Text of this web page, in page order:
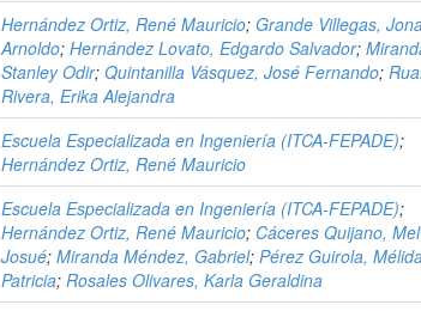
Hernández Ortiz, René Mauricio; Grande Villegas,
Arnoldo; Hernández Lovato, Edgardo Salvador;
Stanley Odir; Quintanilla Vásquez, José Fernando;
Rivera, Erika Alejandra
Escuela Especializada en Ingeniería (ITCA-FEPADE);
Hernández Ortiz, René Mauricio
Escuela Especializada en Ingeniería (ITCA-FEPADE);
Hernández Ortiz, René Mauricio; Cáceres Quijano,
Josué; Miranda Méndez, Gabriel; Pérez Guirola,
Patricia; Rosales Olivares, Karla Geraldina